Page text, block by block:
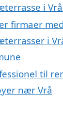
i
firmaer
i
til
nær Vrå